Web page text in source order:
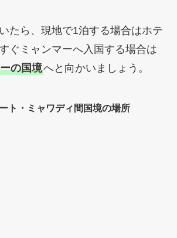
たら、現地で1泊する場合はホテ
ぐミャンマーへ入国する場合は
の国境へと向かいましょう。
ト・ミャワディ間国境の場所